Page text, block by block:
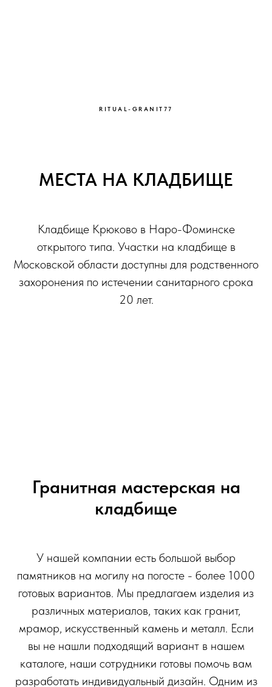
RITUAL-GRANIT77
МЕСТА НА КЛАДБИЩЕ
Кладбище Крюково в Наро-Фоминске
открытого типа. Участки на кладбище в
Московской области доступны для родственного
захоронения по истечении санитарного срока
20 лет.
Гранитная мастерская на
кладбище
У нашей компании есть большой выбор
памятников на могилу на погосте - более 1000
готовых вариантов. Мы предлагаем изделия из
различных материалов, таких как гранит,
мрамор, искусственный камень и металл. Если
вы не нашли подходящий вариант в нашем
каталоге, наши сотрудники готовы помочь вам
разработать индивидуальный дизайн. Одним из